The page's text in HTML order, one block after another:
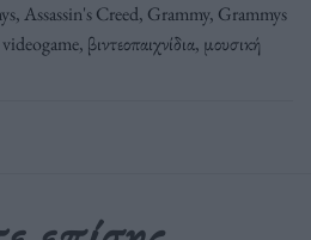
,Assassin's Creed, Grammy, Grammys
videogame, βιντεοπαιχνίδια, μουσική